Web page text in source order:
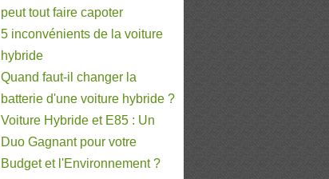
peut tout faire capoter
5 inconvénients de la voiture
hybride
Quand faut-il changer la
batterie d'une voiture hybride ?
Voiture Hybride et E85 : Un
Duo Gagnant pour votre
Budget et l'Environnement ?